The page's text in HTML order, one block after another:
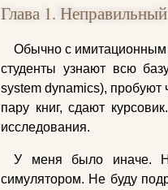
Глава 1.
Обычно с имитационным
студенты узнают всю
system dynamics), пробуют
пару книг, сдают
исследования.
У меня было иначе.
симулятором. Не буду